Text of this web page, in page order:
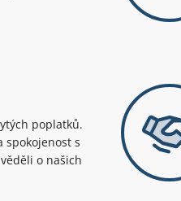
poplatků.
spokojenost s
o našich